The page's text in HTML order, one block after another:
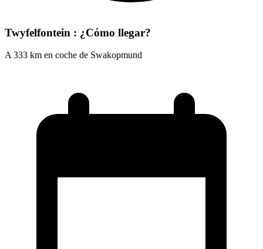
Twyfelfontein : ¿Cómo llegar?
A 333 km en coche de Swakopmund